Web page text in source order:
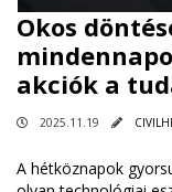
Okos
akciók a
2025.11.19
A hétköznapok